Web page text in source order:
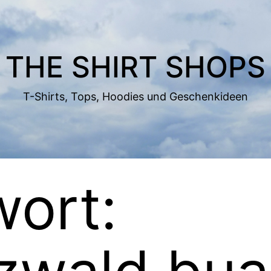
THE SHIRT SHOPS
T-Shirts, Tops, Hoodies und Geschenkideen